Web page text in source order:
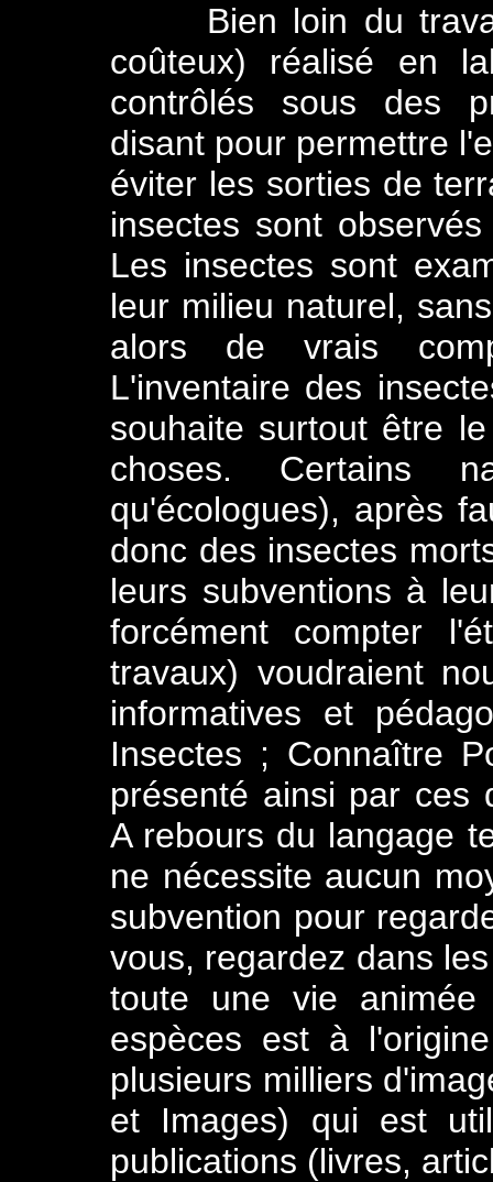
Bien loin du travail
coûteux) réalisé en
contrôlés sous des
disant pour permettre
éviter les sorties de
insectes sont
Les insectes sont
leur milieu naturel,
alors de vrais
L'inventaire des
souhaite surtout être
choses. Certains
qu'écologues), après
donc des insectes
leurs subventions à
forcément compter
travaux) voudraient
informatives et
Insectes ; Connaître
présenté ainsi par ces
A rebours du langage
ne nécessite aucun
subvention pour
vous, regardez dans
toute une vie
espèces est à
plusieurs milliers
et Images) qui est
publications (livres,